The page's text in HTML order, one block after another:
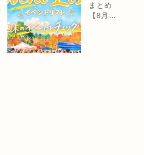
まとめ
【8月…